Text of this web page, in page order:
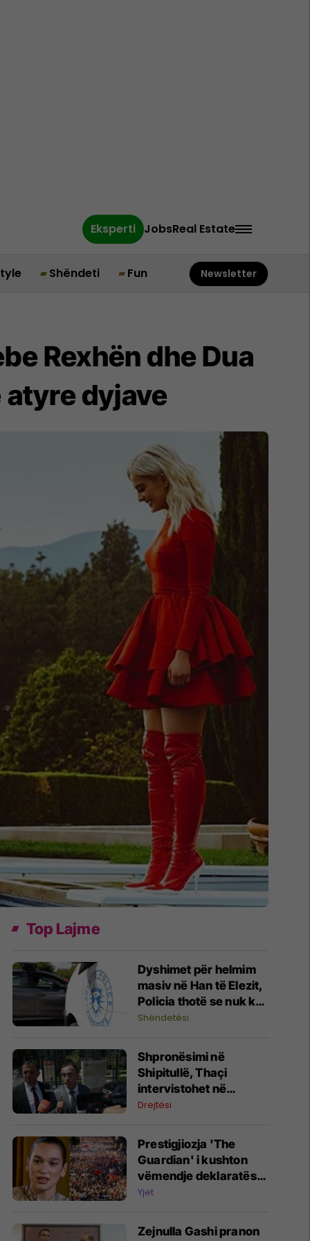
Eksperti JobsReal Estate
Shëndeti Fun Newsletter
Rexhën dhe Dua
atyre dyjave
Top Lajme
Dyshimet për helmim
masiv në Han të Elezit,
Policia thotë se nuk ka
pranuar kallëzim penal
Shëndetësi
Shpronësimi në
Shipitullë, Thaçi
intervistohet në
Prokurorinë Speciale:
politik, i bëj thirrje
prokurorisë ta hetojë
deri në fund
Drejtësi
Prestigjiozja 'The
Guardian' i kushton
vëmendje deklaratës
së Dua Lipës për
projektit miliardësh në
Yjet
Zejnulla Gashi pranon